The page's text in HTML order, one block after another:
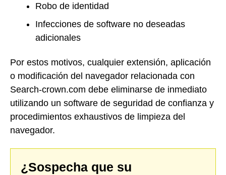
Robo de identidad
Infecciones de software no deseadas
adicionales
Por estos motivos, cualquier extensión, aplicación
o modificación del navegador relacionada con
Search-crown.com debe eliminarse de inmediato
utilizando un software de seguridad de confianza y
procedimientos exhaustivos de limpieza del
navegador.
¿Sospecha que su